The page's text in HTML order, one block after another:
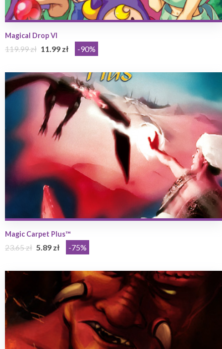
Magical Drop VI
119.99 zł 11.99 zł -90%
Magic Carpet Plus™
23.65 zł 5.89 zł -75%